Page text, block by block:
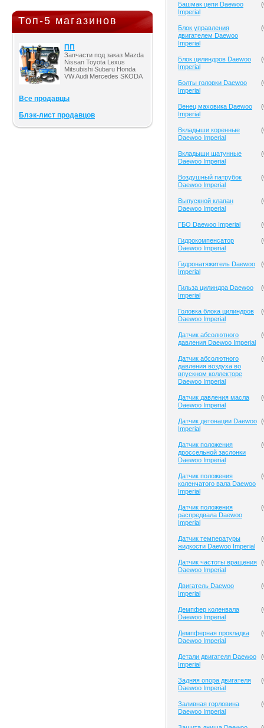
Топ-5 магазинов
ПП
Запчасти под заказ Mazda
Nissan Toyota Lexus
Mitsubishi Subaru Honda
VW Audi Mercedes SKODA
Все продавцы
Блэк-лист продавцов
Башмак цепи Daewoo
Imperial
(
Блок управления
двигателем Daewoo
Imperial
(
Блок цилиндров Daewoo
Imperial
(
Болты головки Daewoo
Imperial
(
Венец маховика Daewoo
Imperial
(
Вкладыши коренные
Daewoo Imperial
(
Вкладыши шатунные
Daewoo Imperial
(
Воздушный патрубок
Daewoo Imperial
(
Выпускной клапан
Daewoo Imperial
(
ГБО Daewoo Imperial (
Гидрокомпенсатор
Daewoo Imperial
(
Гидронатяжитель Daewoo
Imperial
(
Гильза цилиндра Daewoo
Imperial
(
Головка блока цилиндров
Daewoo Imperial
(
Датчик абсолютного
давления Daewoo Imperial
(
Датчик абсолютного
давления воздуха во
впускном коллекторе
Daewoo Imperial
(
Датчик давления масла
Daewoo Imperial
(
Датчик детонации Daewoo
Imperial
(
Датчик положения
дроссельной заслонки
Daewoo Imperial
(
Датчик положения
коленчатого вала Daewoo
Imperial
(
Датчик положения
распредвала Daewoo
Imperial
(
Датчик температуры
жидкости Daewoo Imperial
(
Датчик частоты вращения
Daewoo Imperial
(
Двигатель Daewoo
Imperial
(
Демпфер коленвала
Daewoo Imperial
(
Демпферная прокладка
Daewoo Imperial
(
Детали двигателя Daewoo
Imperial
(
Задняя опора двигателя
Daewoo Imperial
(
Заливная горловина
Daewoo Imperial
(